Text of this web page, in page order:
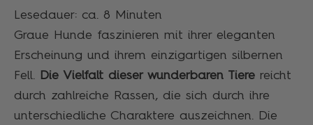
Lesedauer: ca. 8
Minuten
Graue Hunde faszinieren mit ihrer eleganten
Erscheinung und ihrem einzigartigen silbernen
Fell.
Die Vielfalt dieser wunderbaren Tiere reicht
durch zahlreiche Rassen, die sich durch ihre
unterschiedliche Charaktere auszeichnen. Die